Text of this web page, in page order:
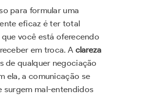
para formular uma
eficaz é ter total
você está oferecendo
em troca. A clareza
de qualquer negociação
ela, a comunicação se
surgem mal-entendidos